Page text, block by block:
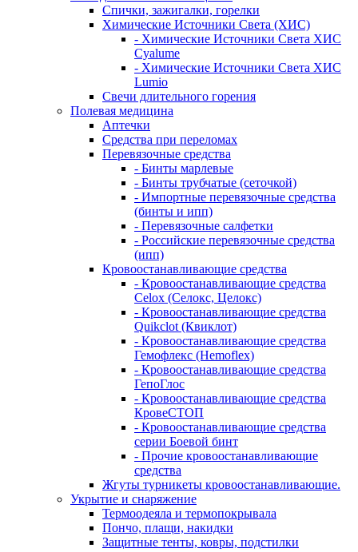
Спички, зажигалки, горелки
Химические Источники Света (ХИС)
- Химические Источники Света ХИС
Cyalume
- Химические Источники Света ХИС
Lumio
Свечи длительного горения
Полевая медицина
Аптечки
Средства при переломах
Перевязочные средства
- Бинты марлевые
- Бинты трубчатые (сеточкой)
- Импортные перевязочные средства
(бинты и ипп)
- Перевязочные салфетки
- Российские перевязочные средства
(ипп)
Кровоостанавливающие средства
- Кровоостанавливающие средства
Celox (Селокс, Целокс)
- Кровоостанавливающие средства
Quikclot (Квиклот)
- Кровоостанавливающие средства
Гемофлекс (Hemoflex)
- Кровоостанавливающие средства
ГепоГлос
- Кровоостанавливающие средства
КровеСТОП
- Кровоостанавливающие средства
серии Боевой бинт
- Прочие кровоостанавливающие
средства
Жгуты турникеты кровоостанавливающие.
Укрытие и снаряжение
Термоодеяла и термопокрывала
Пончо, плащи, накидки
Защитные тенты, ковры, подстилки